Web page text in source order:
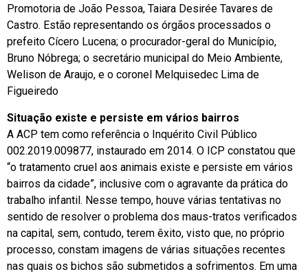
Promotoria de João Pessoa, Taiara Desirée Tavares de
Castro. Estão representando os órgãos processados o
prefeito Cícero Lucena; o procurador-geral do Município,
Bruno Nóbrega; o secretário municipal do Meio Ambiente,
Welison de Araujo, e o coronel Melquisedec Lima de
Figueiredo
Situação existe e persiste em vários bairros
A ACP tem como referência o Inquérito Civil Público
002.2019.009877, instaurado em 2014. O ICP constatou que
“o tratamento cruel aos animais existe e persiste em vários
bairros da cidade”, inclusive com o agravante da prática do
trabalho infantil. Nesse tempo, houve várias tentativas no
sentido de resolver o problema dos maus-tratos verificados
na capital, sem, contudo, terem êxito, visto que, no próprio
processo, constam imagens de várias situações recentes
nas quais os bichos são submetidos a sofrimentos. Em uma